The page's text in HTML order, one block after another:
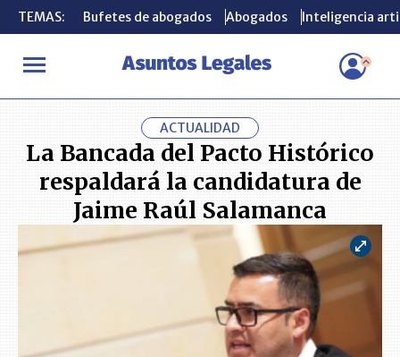
TEMAS: Bufetes de abogados Abogados Inteligencia
INICIO ACTUALIDAD La Bancada del Pacto Histórico
TEMAS: Bufetes de abogados Abogados Inteligencia
ACTUALIDAD
La Bancada del Pacto Histórico
respaldará la candidatura de
Jaime Raúl Salamanca